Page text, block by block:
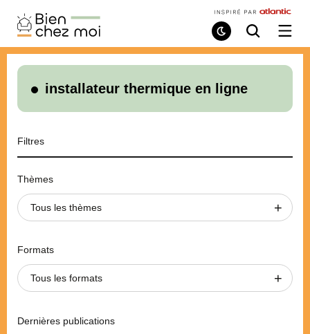
Bien
Chez
Moi
Mode
de
Recherche
/
le
installateur thermique en ligne
Filtres
Thèmes
Tous les thèmes
Formats
Tous les formats
Dernières publications